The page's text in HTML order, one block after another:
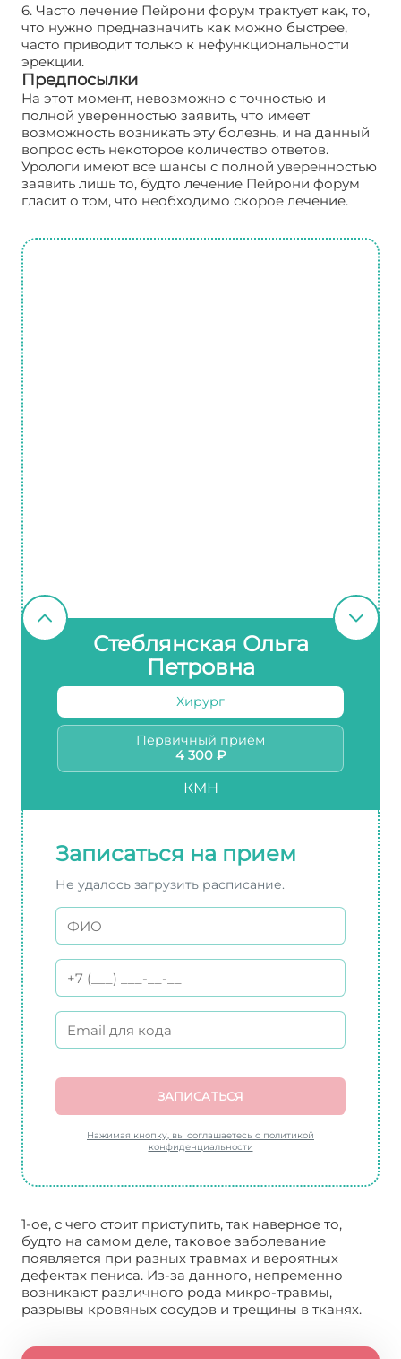
6. Часто лечение Пейрони форум трактует как, то,
что нужно предназначить как можно быстрее,
часто приводит только к нефункциональности
эрекции.
Предпосылки
На этот момент, невозможно с точностью и
полной уверенностью заявить, что имеет
возможность возникать эту болезнь, и на данный
вопрос есть некоторое количество ответов.
Урологи имеют все шансы с полной уверенностью
заявить лишь то, будто лечение Пейрони форум
гласит о том, что необходимо скорое лечение.
Стеблянская Ольга
Петровна
Хирург
Первичный приём
4 300 ₽
КМН
Записаться на прием
Не удалось загрузить расписание.
ЗАПИСАТЬСЯ
Нажимая кнопку, вы соглашаетесь с политикой
конфиденциальности
1-ое, с чего стоит приступить, так наверное то,
будто на самом деле, таковое заболевание
появляется при разных травмах и вероятных
дефектах пениса. Из-за данного, непременно
возникают различного рода микро-травмы,
разрывы кровяных сосудов и трещины в тканях.